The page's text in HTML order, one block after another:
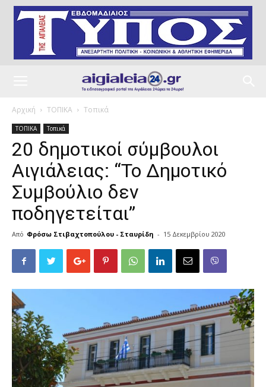
Αρχική ΤΟΠΙΚΑ Τοπικά
ΤΟΠΙΚΑ Τοπικά
20 δημοτικοί σύμβουλοι
Αιγιάλειας: “Το Δημοτικό
Συμβούλιο δεν
ποδηγετείται”
Από Φρόσω Στιβαχτοπούλου - Σταυρίδη - 15 Δεκεμβρίου 2020